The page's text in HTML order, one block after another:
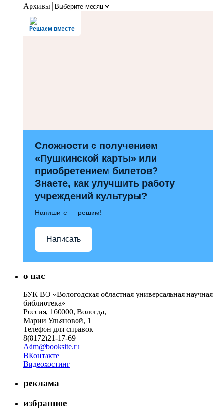
Архивы
Решаем вместе
Сложности с получением
«Пушкинской карты» или
приобретением билетов?
Знаете, как улучшить работу
учреждений культуры?
Напишите — решим!
Написать
о нас
БУК ВО «Вологодская областная универсальная научная
библиотека»
Россия, 160000, Вологда,
Марии Ульяновой, 1
Телефон для справок –
8(8172)21-17-69
Adm@booksite.ru
ВКонтакте
Видеохостинг
реклама
избранное